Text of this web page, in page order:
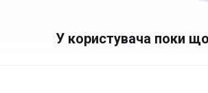
У користувача поки